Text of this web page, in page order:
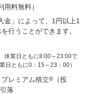
用料無料）
金」によって、1円以上1
行うことができます。
休業日ともに8:00～23:00で
日ともに0：15～23：00）
プレミアム積立®
（投
落